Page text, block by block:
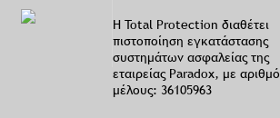
Η Total Protection διαθέτει
πιστοποίηση εγκατάστασης
συστημάτων ασφαλείας της
εταιρείας Paradox, με αριθμό
μέλους: 36105963